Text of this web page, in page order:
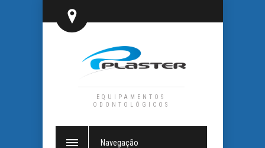
EQUIPAMENTOS
ODONTOLÓGICOS
Navegação